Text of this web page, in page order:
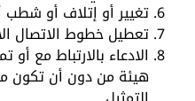
تغيير أو إتلاف أو
تعطيل خطوط الاتصال
الادعاء بالارتباط مع
هيئة من دون أن تكون